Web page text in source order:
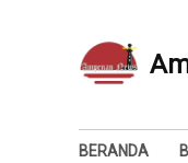
BERANDA